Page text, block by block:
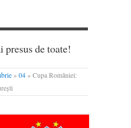
presus de toate!
» 04 » Cupa României: